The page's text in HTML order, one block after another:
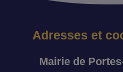
Adresses et
Mairie de